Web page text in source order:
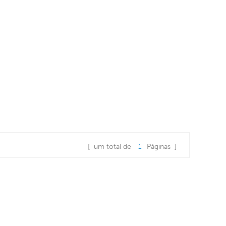
[ um total de 1 Páginas ]